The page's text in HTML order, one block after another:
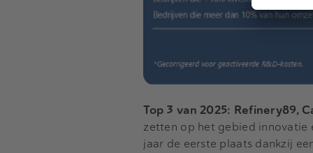
Top 3 van 2025: Refinery89,
zetten op het gebied innovatie
jaar de eerste plaats dankzij